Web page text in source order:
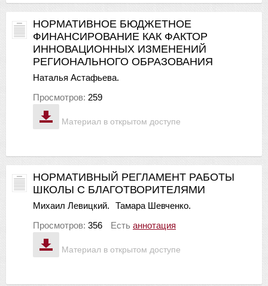
Материал в открытом доступе
НОРМАТИВНОЕ БЮДЖЕТНОЕ
ФИНАНСИРОВАНИЕ КАК ФАКТОР
ИННОВАЦИОННЫХ ИЗМЕНЕНИЙ
РЕГИОНАЛЬНОГО ОБРАЗОВАНИЯ
Наталья Астафьева.
Просмотров: 259
Материал в открытом доступе
НОРМАТИВНЫЙ РЕГЛАМЕНТ РАБОТЫ
ШКОЛЫ С БЛАГОТВОРИТЕЛЯМИ
Михаил Левицкий.
Тамара Шевченко.
Просмотров: 356 Есть аннотация